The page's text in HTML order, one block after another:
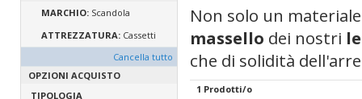
Non solo un
massello dei nostri
che di solidità
1 Prodotti/o
MARCHIO: Scandola
ATTREZZATURA: Cassetti
Cancella tutto
OPZIONI ACQUISTO
TIPOLOGIA